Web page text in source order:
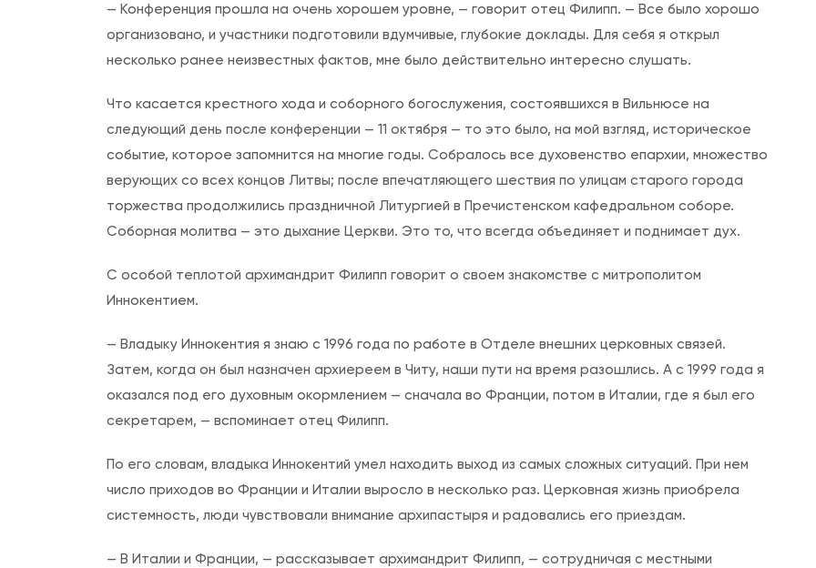
ц
е
в
:
С
о
б
о
р
м
о
л
в
а
— Конференция прошла на очень хорошем уровне, — говорит отец Филипп. — Все было хорошо
организовано, и участники подготовили вдумчивые, глубокие доклады. Для себя я открыл
несколько ранее неизвестных фактов, мне было действительно интересно слушать.
Что касается крестного хода и соборного богослужения, состоявшихся в Вильнюсе на
следующий день после конференции — 11 октября — то это было, на мой взгляд, историческое
событие, которое запомнится на многие годы. Собралось все духовенство епархии, множество
верующих со всех концов Литвы; после впечатляющего шествия по улицам старого города
торжества продолжились праздничной Литургией в Пречистенском кафедральном соборе.
Соборная молитва — это дыхание Церкви. Это то, что всегда объединяет и поднимает дух.
С особой теплотой архимандрит Филипп говорит о своем знакомстве с митрополитом
Иннокентием.
— Владыку Иннокентия я знаю с 1996 года по работе в Отделе внешних церковных связей.
Затем, когда он был назначен архиереем в Читу, наши пути на время разошлись. А с 1999 года я
оказался под его духовным окормлением — сначала во Франции, потом в Италии, где я был его
секретарем, — вспоминает отец Филипп.
По его словам, владыка Иннокентий умел находить выход из самых сложных ситуаций. При нем
число приходов во Франции и Италии выросло в несколько раз. Церковная жизнь приобрела
системность, люди чувствовали внимание архипастыря и радовались его приездам.
— В Италии и Франции, — рассказывает архимандрит Филипп, — сотрудничая с местными